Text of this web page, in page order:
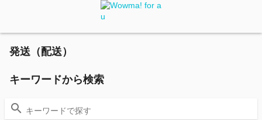
発送（配送）
キーワードから検索